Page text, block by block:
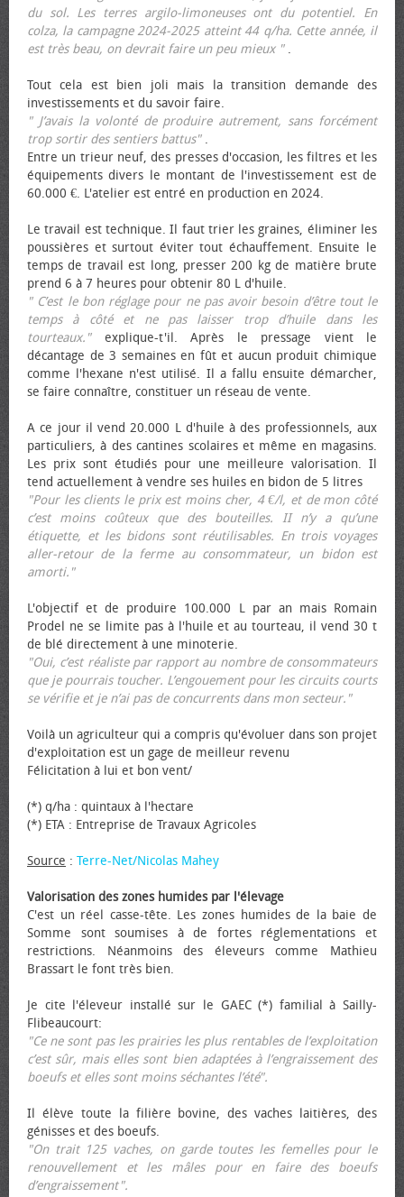
du sol. Les terres argilo-limoneuses ont du potentiel. En
colza, la campagne 2024-2025 atteint 44 q/ha. Cette année, il
est très beau, on devrait faire un peu mieux ".
Tout cela est bien joli mais la transition demande des
investissements et du savoir faire.
" J’avais la volonté de produire autrement, sans forcément
trop sortir des sentiers battus".
Entre un trieur neuf, des presses d'occasion, les filtres et les
équipements divers le montant de l'investissement est de
60.000 €. L'atelier est entré en production en 2024.
Le travail est technique. Il faut trier les graines, éliminer les
poussières et surtout éviter tout échauffement. Ensuite le
temps de travail est long, presser 200 kg de matière brute
prend 6 à 7 heures pour obtenir 80 L d'huile.
" C’est le bon réglage pour ne pas avoir besoin d’être tout le
temps à côté et ne pas laisser trop d’huile dans les
tourteaux."explique-t'il. Après le pressage vient le
décantage de 3 semaines en fût et aucun produit chimique
comme l'hexane n'est utilisé. Il a fallu ensuite démarcher,
se faire connaître, constituer un réseau de vente.
A ce jour il vend 20.000 L d'huile à des professionnels, aux
particuliers, à des cantines scolaires et même en magasins.
Les prix sont étudiés pour une meilleure valorisation. Il
tend actuellement à vendre ses huiles en bidon de 5 litres
"Pour les clients le prix est moins cher, 4 €/l, et de mon côté
c’est moins coûteux que des bouteilles. II n’y a qu’une
étiquette, et les bidons sont réutilisables. En trois voyages
aller-retour de la ferme au consommateur, un bidon est
amorti."
L'objectif et de produire 100.000 L par an mais Romain
Prodel ne se limite pas à l'huile et au tourteau, il vend 30 t
de blé directement à une minoterie.
"Oui, c’est réaliste par rapport au nombre de consommateurs
que je pourrais toucher. L’engouement pour les circuits courts
se vérifie et je n’ai pas de concurrents dans mon secteur."
Voilà un agriculteur qui a compris qu'évoluer dans son projet
d'exploitation est un gage de meilleur revenu
Félicitation à lui et bon vent/
(*) q/ha : quintaux à l'hectare
(*) ETA : Entreprise de Travaux Agricoles
Source : Terre-Net/Nicolas Mahey
Valorisation des zones humides par l'élevage
C'est un réel casse-tête. Les zones humides de la baie de
Somme sont soumises à de fortes réglementations et
restrictions. Néanmoins des éleveurs comme Mathieu
Brassart le font très bien.
Je cite l'éleveur installé sur le GAEC (*) familial à Sailly-
Flibeaucourt:
"Ce ne sont pas les prairies les plus rentables de l’exploitation
c’est sûr, mais elles sont bien adaptées à l’engraissement des
bœufs et elles sont moins séchantes l’été".
Il élève toute la filière bovine, des vaches laitières, des
génisses et des bœufs.
"On trait 125 vaches, on garde toutes les femelles pour le
renouvellement et les mâles pour en faire des bœufs
d’engraissement".